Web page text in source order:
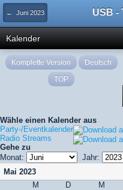
← Juni 2023
Kalender
Wähle einen Kalender aus
Party-/Eventkalender
Radio Streams
Gehe zu
Monat:
Jahr:
Mai 2023
M
D M
Komplette Version
Deutsch
TOP